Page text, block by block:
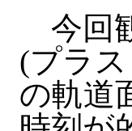
今回
(プラ
の軌道